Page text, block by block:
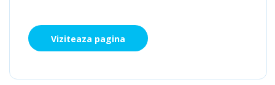
Viziteaza pagina